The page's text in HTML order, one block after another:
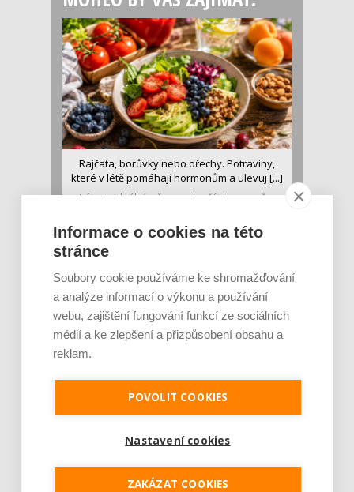
Rajčata, borůvky nebo ořechy. Potraviny,
které v létě pomáhají hormonům a ulevuj [...]
Léto je ideálním časem dopřát hormonům
luštěniny jsou práv...
Je jen pro sportovce, přiberu po něm a ve
stravě ho mám dostatek. Znáte nejčastějš [...]
Pojem protein již nějakou dobu rezonuje
se o ně...
Informace o cookies na této
stránce
Soubory cookie používáme ke shromažďování
a analýze informací o výkonu a používání
webu, zajištění fungování funkcí ze sociálních
médií a ke zlepšení a přizpůsobení obsahu a
reklam.
POVOLIT COOKIES
Nastavení cookies
ZAKÁZAT COOKIES